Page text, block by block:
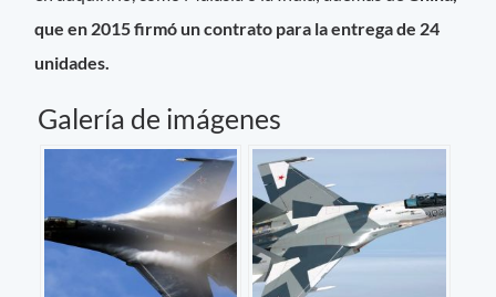
que en 2015 firmó un contrato para la entrega de 24
unidades.
Galería de imágenes